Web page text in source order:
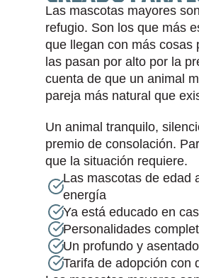
Las mascotas mayores
refugio. Son los que más
que llegan con más cosas
las pasan por alto por la
cuenta de que un animal
pareja más natural que
Un animal tranquilo,
premio de consolación.
que la situación requiere.
Las mascotas de edad
energía
Ya está educado en
Personalidades
Un profundo y
Tarifa de adopción con